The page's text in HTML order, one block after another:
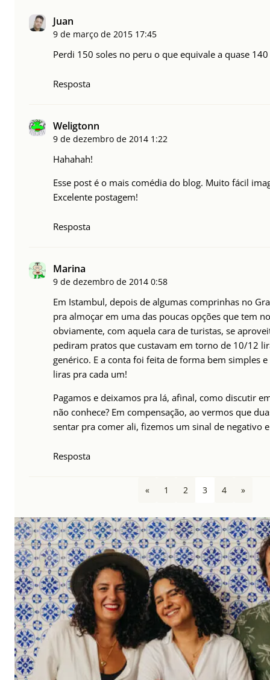
Juan
9 de março de 2015 17:45
Perdi 150 soles no peru o que equivale a quase
Resposta
Weligtonn
9 de dezembro de 2014 1:22
Hahahah!
Esse post é o mais comédia do blog. Muito fácil
Excelente postagem!
Resposta
Marina
9 de dezembro de 2014 0:58
Em Istambul, depois de algumas comprinhas no
pra almoçar em uma das poucas opções que tem
obviamente, com aquela cara de turistas, se
pediram pratos que custavam em torno de 10/12
genérico. E a conta foi feita de forma bem simples
liras pra cada um!
Pagamos e deixamos pra lá, afinal, como discutir
não conhece? Em compensação, ao vermos que
sentar pra comer ali, fizemos um sinal de negativo
Resposta
« 1 2 3 4 »